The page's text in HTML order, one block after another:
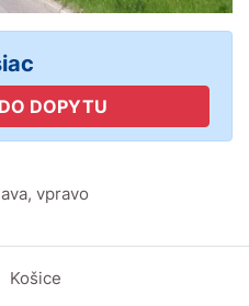
DOPYTU
vpravo
Košice